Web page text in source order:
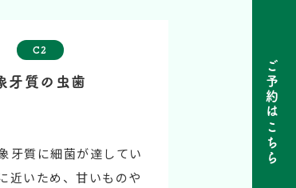
C2
牙質の虫歯
牙質に細菌が達してい
近いため、甘いものや
ご予約はこちら